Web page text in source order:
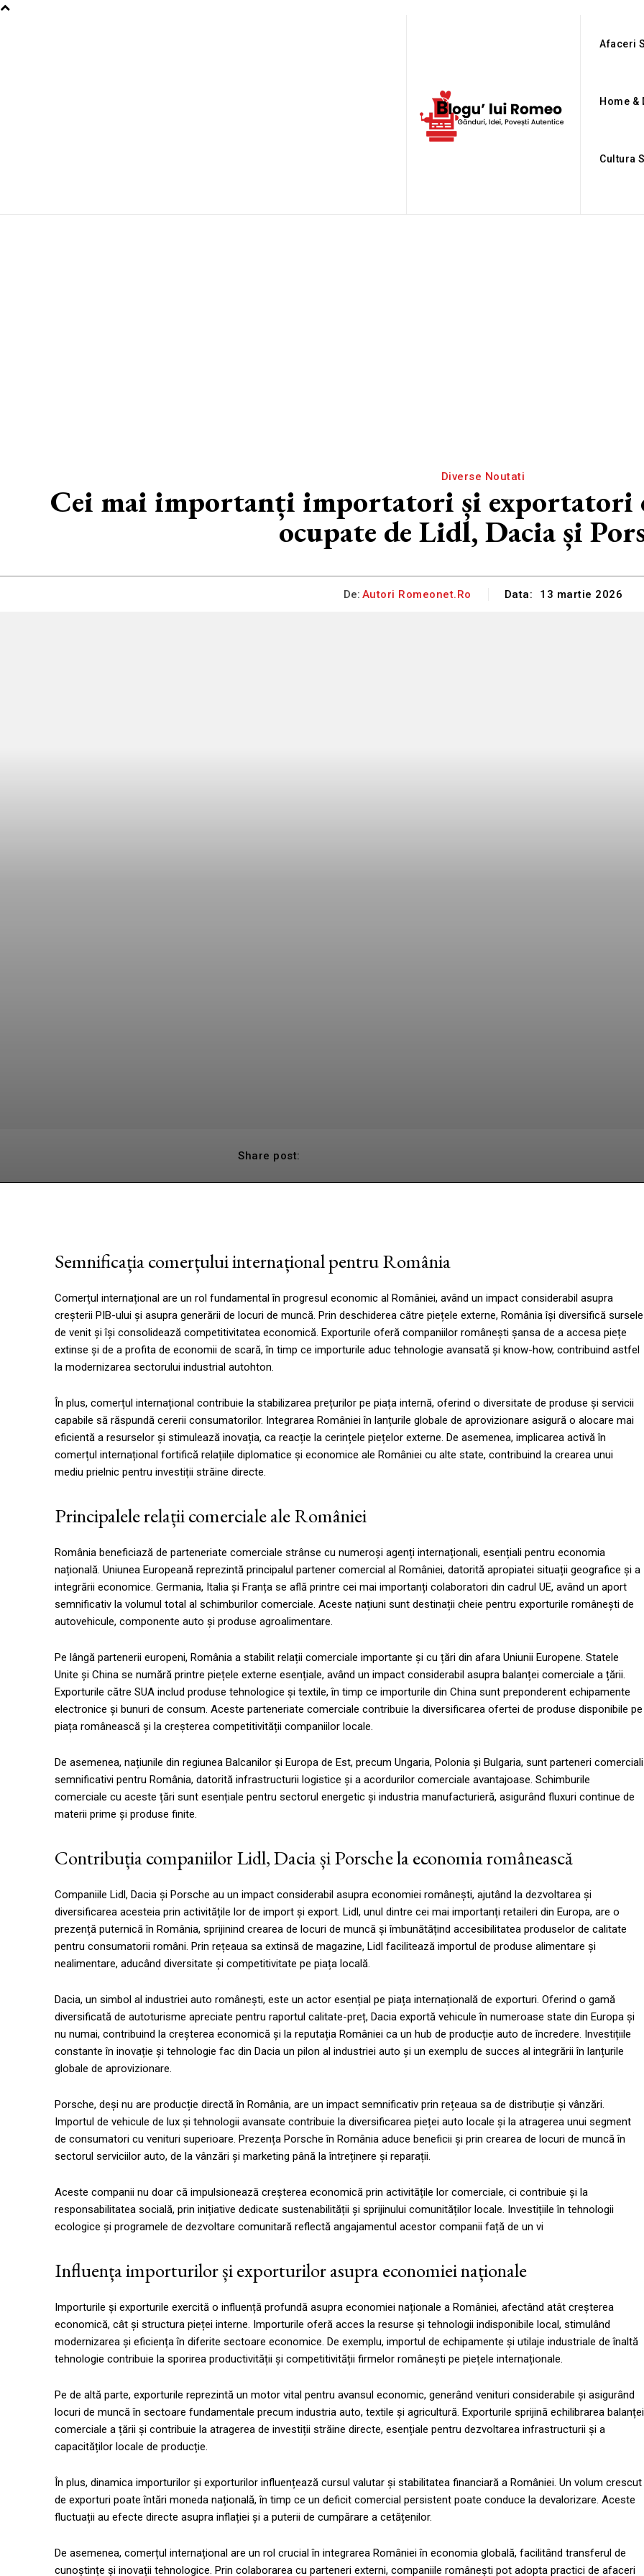
Afaceri
Home &
Cultura
Diverse Noutati
Cei mai importanți importatori și exportatori
ocupate de Lidl, Dacia și
De: Autori Romeonet.ro Data: 13 martie 2026
Share post:
Semnificația comerțului internațional pentru România
Comerțul internațional are un rol fundamental în progresul economic al României, având un impact considerabil asupra
creșterii PIB-ului și asupra generării de locuri de muncă. Prin deschiderea către piețele externe, România își diversifică sursele
de venit și își consolidează competitivitatea economică. Exporturile oferă companiilor românești șansa de a accesa piețe
extinse și de a profita de economii de scară, în timp ce importurile aduc tehnologie avansată și know-how, contribuind astfel
la modernizarea sectorului industrial autohton.
În plus, comerțul internațional contribuie la stabilizarea prețurilor pe piața internă, oferind o diversitate de produse și servicii
capabile să răspundă cererii consumatorilor. Integrarea României în lanțurile globale de aprovizionare asigură o alocare mai
eficientă a resurselor și stimulează inovația, ca reacție la cerințele piețelor externe. De asemenea, implicarea activă în
comerțul internațional fortifică relațiile diplomatice și economice ale României cu alte state, contribuind la crearea unui
mediu prielnic pentru investiții străine directe.
Principalele relații comerciale ale României
România beneficiază de parteneriate comerciale strânse cu numeroși agenți internaționali, esențiali pentru economia
națională. Uniunea Europeană reprezintă principalul partener comercial al României, datorită apropiatei situații geografice și a
integrării economice. Germania, Italia și Franța se află printre cei mai importanți colaboratori din cadrul UE, având un aport
semnificativ la volumul total al schimburilor comerciale. Aceste națiuni sunt destinații cheie pentru exporturile românești de
autovehicule, componente auto și produse agroalimentare.
Pe lângă partenerii europeni, România a stabilit relații comerciale importante și cu țări din afara Uniunii Europene. Statele
Unite și China se numără printre piețele externe esențiale, având un impact considerabil asupra balanței comerciale a țării.
Exporturile către SUA includ produse tehnologice și textile, în timp ce importurile din China sunt preponderent echipamente
electronice și bunuri de consum. Aceste parteneriate comerciale contribuie la diversificarea ofertei de produse disponibile pe
piața românească și la creșterea competitivității companiilor locale.
De asemenea, națiunile din regiunea Balcanilor și Europa de Est, precum Ungaria, Polonia și Bulgaria, sunt parteneri comerciali
semnificativi pentru România, datorită infrastructurii logistice și a acordurilor comerciale avantajoase. Schimburile
comerciale cu aceste țări sunt esențiale pentru sectorul energetic și industria manufacturieră, asigurând fluxuri continue de
materii prime și produse finite.
Contribuția companiilor Lidl, Dacia și Porsche la economia românească
Companiile Lidl, Dacia și Porsche au un impact considerabil asupra economiei românești, ajutând la dezvoltarea și
diversificarea acesteia prin activitățile lor de import și export. Lidl, unul dintre cei mai importanți retaileri din Europa, are o
prezență puternică în România, sprijinind crearea de locuri de muncă și îmbunătățind accesibilitatea produselor de calitate
pentru consumatorii români. Prin rețeaua sa extinsă de magazine, Lidl facilitează importul de produse alimentare și
nealimentare, aducând diversitate și competitivitate pe piața locală.
Dacia, un simbol al industriei auto românești, este un actor esențial pe piața internațională de exporturi. Oferind o gamă
diversificată de autoturisme apreciate pentru raportul calitate-preț, Dacia exportă vehicule în numeroase state din Europa și
nu numai, contribuind la creșterea economică și la reputația României ca un hub de producție auto de încredere. Investițiile
constante în inovație și tehnologie fac din Dacia un pilon al industriei auto și un exemplu de succes al integrării în lanțurile
globale de aprovizionare.
Porsche, deși nu are producție directă în România, are un impact semnificativ prin rețeaua sa de distribuție și vânzări.
Importul de vehicule de lux și tehnologii avansate contribuie la diversificarea pieței auto locale și la atragerea unui segment
de consumatori cu venituri superioare. Prezența Porsche în România aduce beneficii și prin crearea de locuri de muncă în
sectorul serviciilor auto, de la vânzări și marketing până la întreținere și reparații.
Aceste companii nu doar că impulsionează creșterea economică prin activitățile lor comerciale, ci contribuie și la
responsabilitatea socială, prin inițiative dedicate sustenabilității și sprijinului comunităților locale. Investițiile în tehnologii
ecologice și programele de dezvoltare comunitară reflectă angajamentul acestor companii față de un vi
Influența importurilor și exporturilor asupra economiei naționale
Importurile și exporturile exercită o influență profundă asupra economiei naționale a României, afectând atât creșterea
economică, cât și structura pieței interne. Importurile oferă acces la resurse și tehnologii indisponibile local, stimulând
modernizarea și eficiența în diferite sectoare economice. De exemplu, importul de echipamente și utilaje industriale de înaltă
tehnologie contribuie la sporirea productivității și competitivității firmelor românești pe piețele internaționale.
Pe de altă parte, exporturile reprezintă un motor vital pentru avansul economic, generând venituri considerabile și asigurând
locuri de muncă în sectoare fundamentale precum industria auto, textile și agricultură. Exporturile sprijină echilibrarea balanței
comerciale a țării și contribuie la atragerea de investiții străine directe, esențiale pentru dezvoltarea infrastructurii și a
capacităților locale de producție.
În plus, dinamica importurilor și exporturilor influențează cursul valutar și stabilitatea financiară a României. Un volum crescut
de exporturi poate întări moneda națională, în timp ce un deficit comercial persistent poate conduce la devalorizare. Aceste
fluctuații au efecte directe asupra inflației și a puterii de cumpărare a cetățenilor.
De asemenea, comerțul internațional are un rol crucial în integrarea României în economia globală, facilitând transferul de
cunoștințe și inovații tehnologice. Prin colaborarea cu parteneri externi, companiile românești pot adopta practici de afaceri